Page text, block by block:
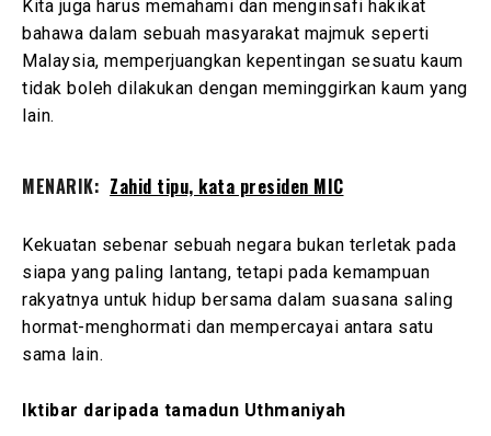
Kita juga harus memahami dan menginsafi hakikat
bahawa dalam sebuah masyarakat majmuk seperti
Malaysia, memperjuangkan kepentingan sesuatu kaum
tidak boleh dilakukan dengan meminggirkan kaum yang
lain.
MENARIK: Zahid tipu, kata presiden MIC
Kekuatan sebenar sebuah negara bukan terletak pada
siapa yang paling lantang, tetapi pada kemampuan
rakyatnya untuk hidup bersama dalam suasana saling
hormat-menghormati dan mempercayai antara satu
sama lain.
Iktibar daripada tamadun Uthmaniyah